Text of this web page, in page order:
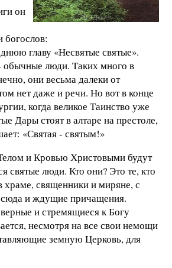
он
богослов:
главу «Несвятые святые».
люди. Таких много в
они весьма далеки от
нет даже и речи. Но вот в конце
когда великое Таинство уже
Дары стоят в алтаре на престоле,
«Святая - святым!»
и Кровью Христовыми будут
святые люди. Кто они? Это те, кто
храме, священники и миряне, с
и ждущие причащения.
и стремящиеся к Богу
несмотря на все свои немощи
земную Церковь, для